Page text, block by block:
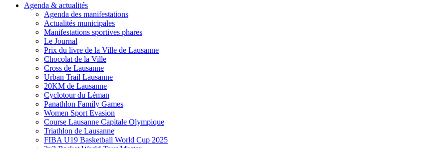
Agenda & actualités
Agenda des manifestations
Actualités municipales
Manifestations sportives phares
Le Journal
Prix du livre de la Ville de Lausanne
Chocolat de la Ville
Cross de Lausanne
Urban Trail Lausanne
20KM de Lausanne
Cyclotour du Léman
Panathlon Family Games
Women Sport Evasion
Course Lausanne Capitale Olympique
Triathlon de Lausanne
FIBA U19 Basketball World Cup 2025